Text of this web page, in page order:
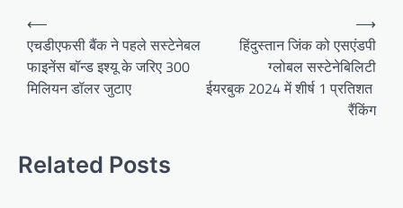
Post
navigation
⟵
एचडीएफसी बैंक ने पहले सस्टेनेबल
फाइनेंस बॉन्ड इश्यू के जरिए 300
मिलियन डॉलर जुटाए
हिंदुस्तान जिंक को एसएंडपी
ग्लोबल सस्टेनेबिलिटी
ईयरबुक 2024 में शीर्ष 1 प्रतिशत
रैंकिंग
⟶
Related Posts